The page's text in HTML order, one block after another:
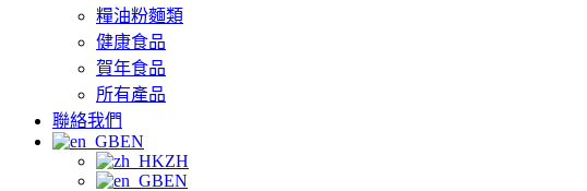
糧油粉麵類
健康食品
賀年食品
所有產品
聯絡我們
EN
ZH
EN